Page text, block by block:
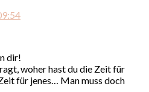
dir!
woher hast du die Zeit für
für jenes… Man muss doch